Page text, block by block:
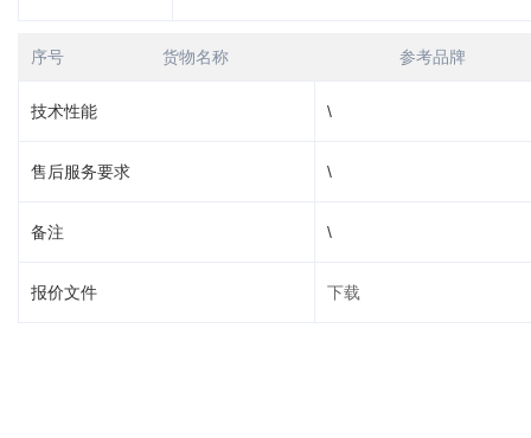
序号 货物名称 参考品牌
技术性能 \
售后服务要求 \
备注 \
报价文件 下载